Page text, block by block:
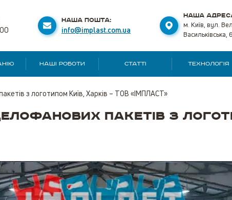
НАША ПОШТА:
info@implast.com.ua
НАША
м. Київ, вул.
НАШІ РОБОТИ СТАТТІ ТЕХНОЛОГІЯ
з логотипом Київ, Харків – ТОВ «ІМПЛАСТ»
пакетів з